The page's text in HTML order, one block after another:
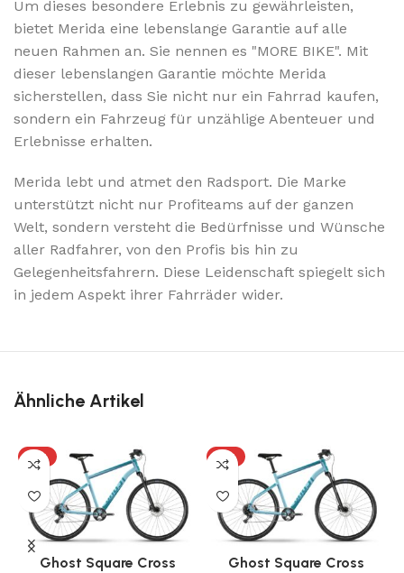
Um dieses besondere Erlebnis zu gewährleisten,
bietet Merida eine lebenslange Garantie auf alle
neuen Rahmen an. Sie nennen es "MORE BIKE". Mit
dieser lebenslangen Garantie möchte Merida
sicherstellen, dass Sie nicht nur ein Fahrrad kaufen,
sondern ein Fahrzeug für unzählige Abenteuer und
Erlebnisse erhalten.
Merida lebt und atmet den Radsport. Die Marke
unterstützt nicht nur Profiteams auf der ganzen
Welt, sondern versteht die Bedürfnisse und Wünsche
aller Radfahrer, von den Profis bis hin zu
Gelegenheitsfahrern. Diese Leidenschaft spiegelt sich
in jedem Aspekt ihrer Fahrräder wider.
Ähnliche Artikel
-8%
Ghost Square Cross
-8%
Ghost Square Cross